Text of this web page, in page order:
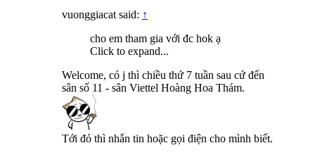
vuonggiacat said: ↑
cho em tham gia với đc hok ạ
Click to expand...
Welcome, có j thì chiều thứ 7 tuần sau cứ đến
sân số 11 - sân Viettel Hoàng Hoa Thám.
Tới đó thì nhắn tin hoặc gọi điện cho mình biết.